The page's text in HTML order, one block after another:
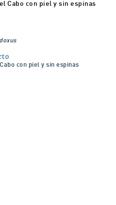
Cabo con piel y sin espinas
con piel y sin espinas